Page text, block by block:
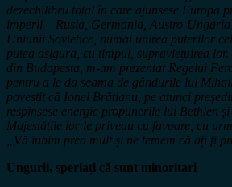
dezechilibru total în care ajunsese Europa
imperii – Rusia, Germania, Austro-
Uniunii Sovietice, numai unirea puterilor
putea asigura, cu timpul, supraviețuirea
din Budapesta, m-am prezentat Regelui
pentru a le da seama de gândurile lui
povestit că Ionel Brătianu, pe atunci
respinsese energic propunerile lui Bethlen
Majestățile lor le priveau cu favoare, cu
„Vă iubim prea mult și ne temem că ați fi
Ungurii, speriați că sunt minoritari